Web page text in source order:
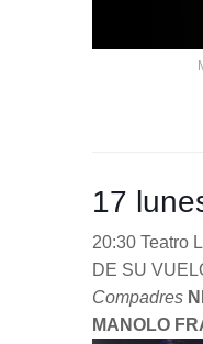
17
20:30 Teatro
DE SU
Compadres
MANOLO